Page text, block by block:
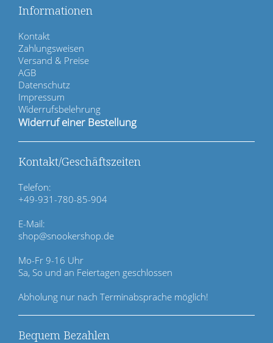
Informationen
N
a
v
i
g
a
t
i
n
ü
b
e
r
s
p
r
i
n
g
e
n
Kontakt
Zahlungsweisen
Versand & Preise
AGB
Datenschutz
Impressum
Widerrufsbelehrung
Widerruf einer Bestellung
Kontakt/Geschäftszeiten
Telefon:
+49-931-780-85-904
E-Mail:
shop@snookershop.de
Mo-Fr 9-16 Uhr
Sa, So und an Feiertagen geschlossen
Abholung nur nach Terminabsprache möglich!
Bequem Bezahlen